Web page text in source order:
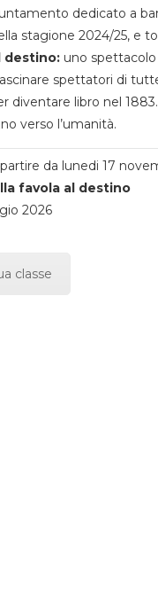
dedicato a
stagione 2024/25, e
destino:uno spettacolo
spettatori di
diventare libro nel
verso l’umanità.
da lunedi 17
favola al destino
2026
classe